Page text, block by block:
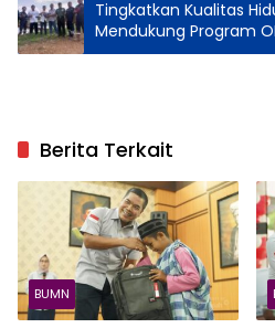
Tingkatkan Kualitas
Mendukung Program
Timah Bangun
Berita Terkait
BUMN